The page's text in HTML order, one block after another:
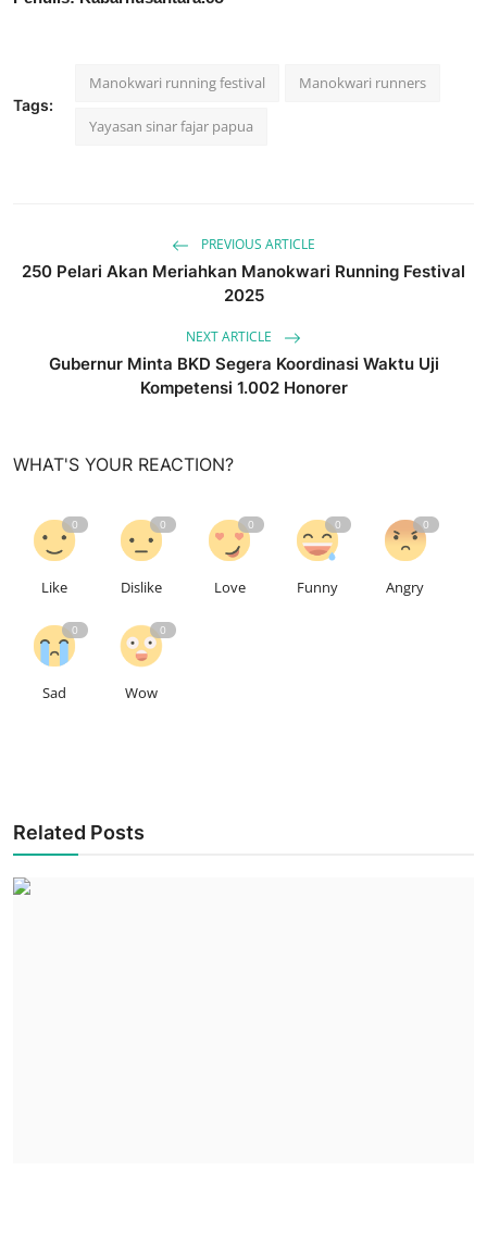
Tags:
Manokwari running festival Manokwari runners
Yayasan sinar fajar papua
PREVIOUS ARTICLE
250 Pelari Akan Meriahkan Manokwari Running Festival
2025
NEXT ARTICLE
Gubernur Minta BKD Segera Koordinasi Waktu Uji
Kompetensi 1.002 Honorer
WHAT'S YOUR REACTION?
0
Like
0
Dislike
0
Love
0
Funny
0
Angry
0
Sad
0
Wow
Related Posts